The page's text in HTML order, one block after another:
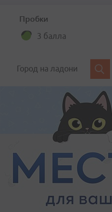
Пробки
3 балла
Город на ладони